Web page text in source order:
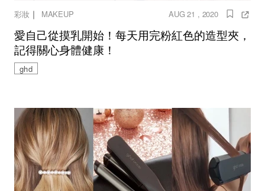
彩妝｜ MAKEUP AUG 21 , 2020
愛自己從摸乳開始！每天用完粉紅色的造型夾，
記得關心身體健康！
ghd